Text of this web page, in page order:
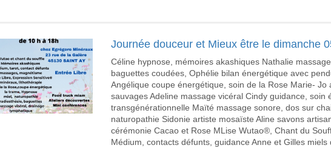
Journée douceur et Mieux être le dimanche
Céline hypnose, mémoires akashiques Nathalie
baguettes coudées, Ophélie bilan énergétique avec
Angélique coupe énergétique, soin de la Rose Marie-
sauvages Adeline massage vicéral Cindy guidance, soin
transgénérationnelle Maïté massage sonore, dos sur
naturopathie Sidonie artiste mosaïste Aline savons
cérémonie Cacao et Rose MLise Wutao®, Chant du
Médium, contacts défunts, guidance Anne et Gilles